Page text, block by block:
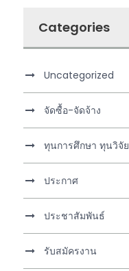
Categories
Uncategorized
จัดซื้อ-จัดจ้าง
ทุนการศึกษา ทุนวิจัย
ประกาศ
ประชาสัมพันธ์
รับสมัครงาน